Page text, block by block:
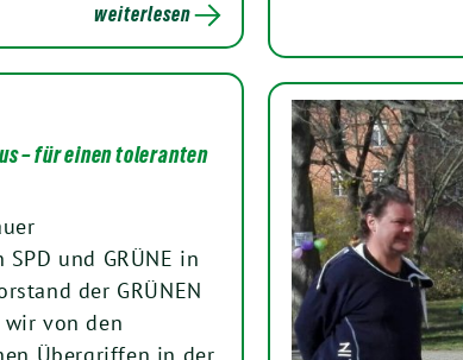
weiterlesen
– für einen toleranten
und GRÜNE in
der GRÜNEN
wir von den